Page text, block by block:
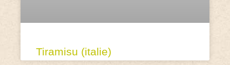
Tiramisu (italie)